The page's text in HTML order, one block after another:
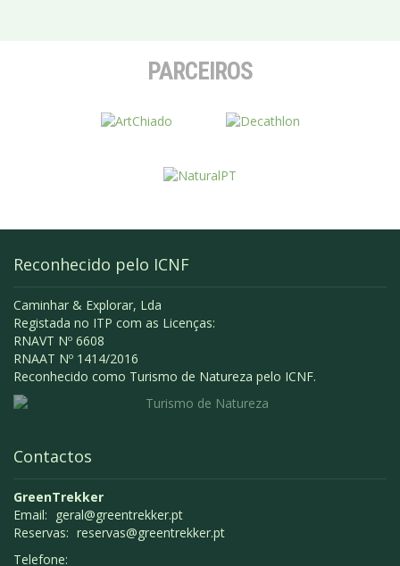
PARCEIROS
Reconhecido pelo ICNF
Caminhar & Explorar, Lda
Registada no ITP com as Licenças:
RNAVT Nº 6608
RNAAT Nº 1414/2016
Reconhecido como Turismo de Natureza pelo ICNF.
Contactos
GreenTrekker
Email: geral@greentrekker.pt
Reservas: reservas@greentrekker.pt
Telefone: